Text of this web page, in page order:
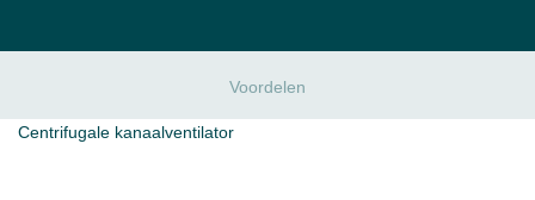
Voordelen
Centrifugale kanaalventilator